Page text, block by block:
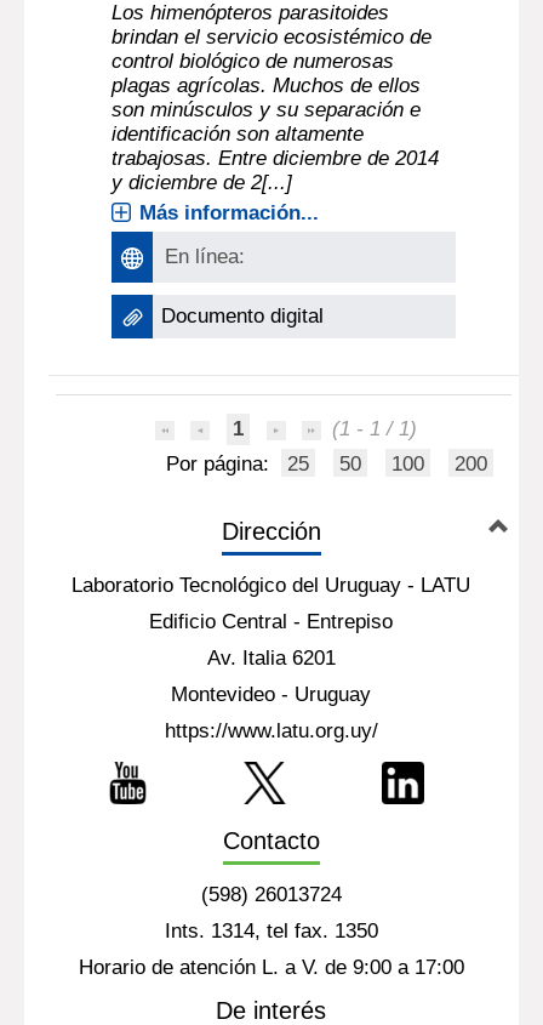
Los himenópteros parasitoides
brindan el servicio ecosistémico de
control biológico de numerosas
plagas agrícolas. Muchos de ellos
son minúsculos y su separación e
identificación son altamente
trabajosas. Entre diciembre de 2014
y diciembre de 2[...]
Más información...
En línea:
Documento digital
1
(1 - 1 / 1)
Por página:
25 50 100 200
Dirección
Laboratorio Tecnológico del Uruguay - LATU
Edificio Central - Entrepiso
Av. Italia 6201
Montevideo - Uruguay
https://www.latu.org.uy/
Contacto
(598) 26013724
Ints. 1314, tel fax. 1350
Horario de atención L. a V. de 9:00 a 17:00
De interés